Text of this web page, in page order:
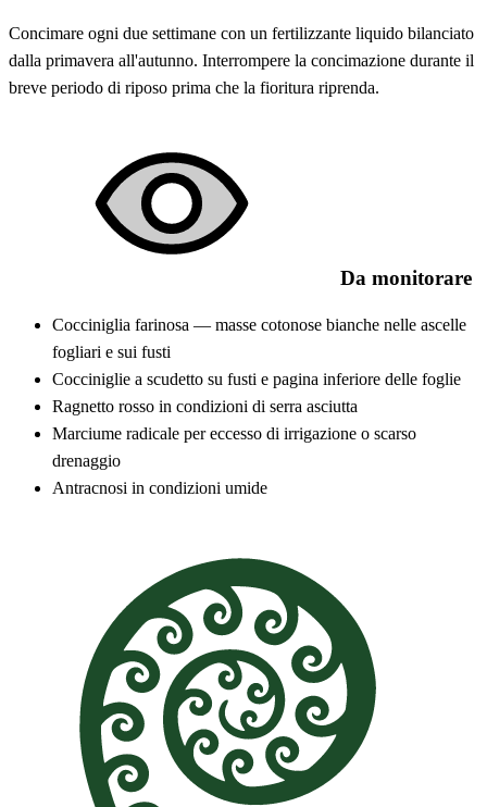
Concimare ogni due settimane con un fertilizzante liquido bilanciato
dalla primavera all'autunno. Interrompere la concimazione durante il
breve periodo di riposo prima che la fioritura riprenda.
Da monitorare
Cocciniglia farinosa — masse cotonose bianche nelle ascelle
fogliari e sui fusti
Cocciniglie a scudetto su fusti e pagina inferiore delle foglie
Ragnetto rosso in condizioni di serra asciutta
Marciume radicale per eccesso di irrigazione o scarso
drenaggio
Antracnosi in condizioni umide